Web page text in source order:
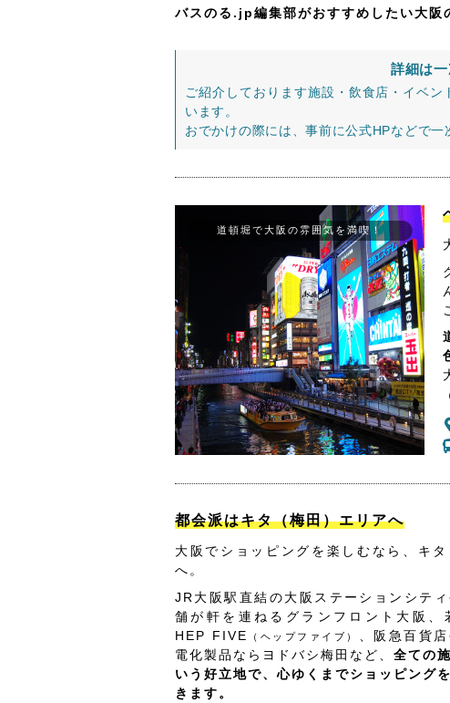
バスのる.jp編集部がおすすめしたい大阪
詳細は
ご紹介しております施設・飲食店・イベ
います。
おでかけの際には、事前に公式HPなどで一
道頓堀で大阪の雰囲気を満喫！
都会派はキタ（梅田）エリアへ
大阪でショッピングを楽しむなら、キ
へ。
JR大阪駅直結の大阪ステーションシテ
舗が軒を連ねるグランフロント大阪、
HEP FIVE
（ヘップファイブ）
、阪急百貨
電化製品ならヨドバシ梅田など、 全ての
いう好立地で、心ゆくまでショッピング
きます。